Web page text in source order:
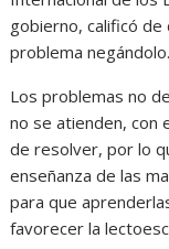
gobierno, calificó
problema negándolo.
Los problemas no
no se atienden, con
de resolver, por lo
enseñanza de las
para que
favorecer la